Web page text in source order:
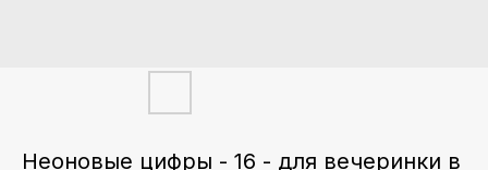
Неоновые цифры - 16 - для вечеринки в